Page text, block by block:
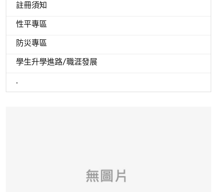
註冊須知
性平專區
防災專區
學生升學進路/職涯發展
.